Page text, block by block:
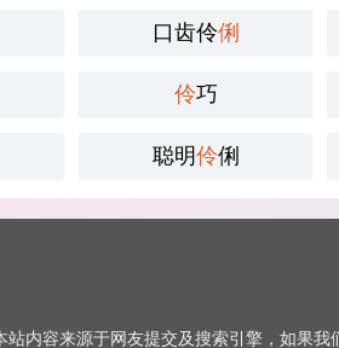
口齿伶俐
伶巧
聪明伶俐
站内容来源于网友提交及搜索引擎，如果